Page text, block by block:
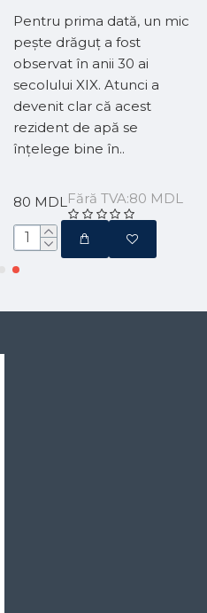
Pentru prima dată, un mic
pește drăguț a fost
observat în anii 30 ai
secolului XIX. Atunci a
devenit clar că acest
rezident de apă se
înțelege bine în..
80 MDLFără TVA:80 MDL